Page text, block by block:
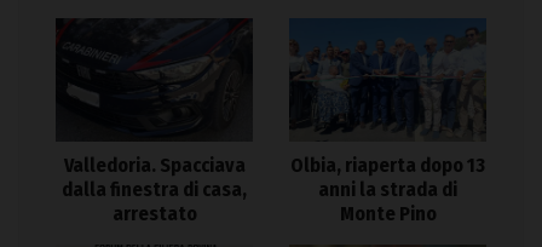
Valledoria. Spacciava
dalla finestra di casa,
arrestato
Olbia, riaperta dopo 13
anni la strada di
Monte Pino